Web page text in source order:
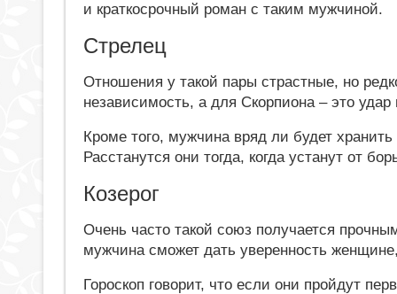
и краткосрочный роман с таким мужчиной.
Стрелец
Отношения у такой пары страстные, но
независимость, а для Скорпиона – это
Кроме того, мужчина вряд ли будет
Расстанутся они тогда, когда устанут от
Козерог
Очень часто такой союз получается
мужчина сможет дать уверенность
Гороскоп говорит, что если они пройдут